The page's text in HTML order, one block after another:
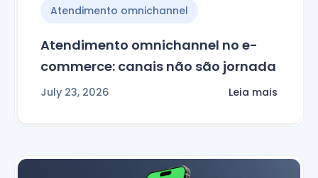
Atendimento omnichannel
Atendimento omnichannel no e-
commerce: canais não são jornada
July 23, 2026 Leia mais